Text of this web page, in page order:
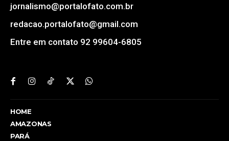
jornalismo@portalofato.com.br
redacao.portalofato@gmail.com
Entre em contato 92 99604-6805
HOME
AMAZONAS
PARÁ